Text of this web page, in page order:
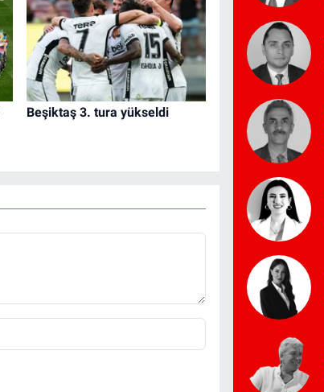
Beşiktaş 3. tura yükseldi